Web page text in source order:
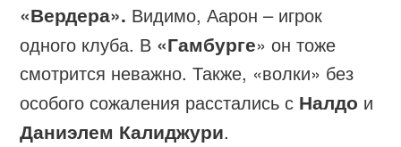
«Вердера». Видимо, Аарон – игрок
одного клуба. В «Гамбурге» он тоже
смотрится неважно. Также, «волки» без
особого сожаления расстались с Налдо и
Даниэлем Калиджури.